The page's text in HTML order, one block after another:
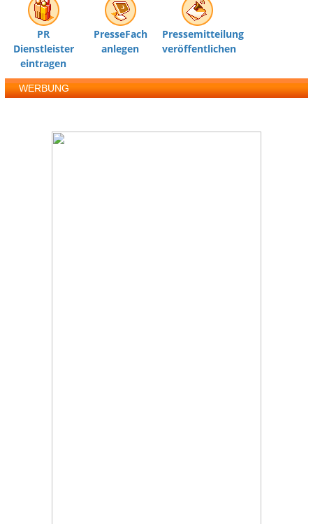
PR
Dienstleister
eintragen
PresseFach
anlegen
Pressemitteilung
veröffentlichen
WERBUNG